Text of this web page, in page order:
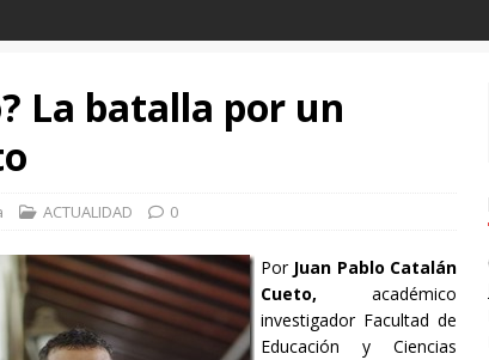
La batalla por un
ACTUALIDAD 0
Por Juan Pablo Catalán
Cueto, académico
investigador Facultad de
Educación y Ciencias